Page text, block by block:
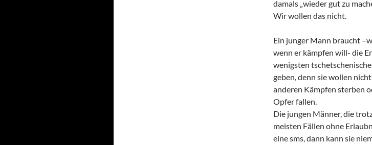
damals „wieder gut zu
Wir wollen das nicht.
Ein junger Mann braucht
wenn er kämpfen will- die
wenigsten
geben, denn sie wollen
anderen Kämpfen sterben
Opfer fallen.
Die jungen Männer, die
meisten Fällen ohne
eine sms, dann kann sie